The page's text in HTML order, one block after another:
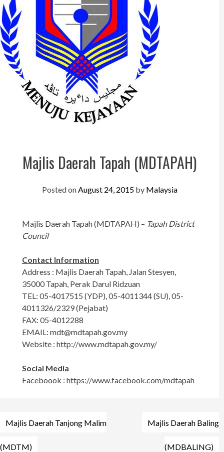
Perak
Melaka
N.Sembilan
Pahang
Kedah
Sabah
Majlis Daerah Tapah (MDTAPAH)
Posted onAugust 24, 2015by Malaysia
Majlis Daerah Tapah (MDTAPAH) – Tapah District
Council
Contact Information
Address : Majlis Daerah Tapah, Jalan Stesyen,
35000 Tapah, Perak Darul Ridzuan
TEL: 05-4017515 (YDP), 05-4011344 (SU), 05-
4011326/2329 (Pejabat)
FAX: 05-4012288
EMAIL: mdt@mdtapah.gov.my
Website : http://www.mdtapah.gov.my/
Social Media
Faceboook : https://www.facebook.com/mdtapah
Post
navigation
Majlis Daerah Tanjong Malim
(MDTM)
Majlis Daerah Baling
(MDBALING)